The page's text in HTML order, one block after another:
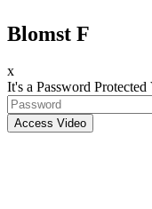
Blomst F
x
It's a Password